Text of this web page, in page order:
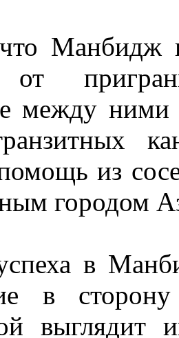
Манбидж
от
между
из
городом
в
в